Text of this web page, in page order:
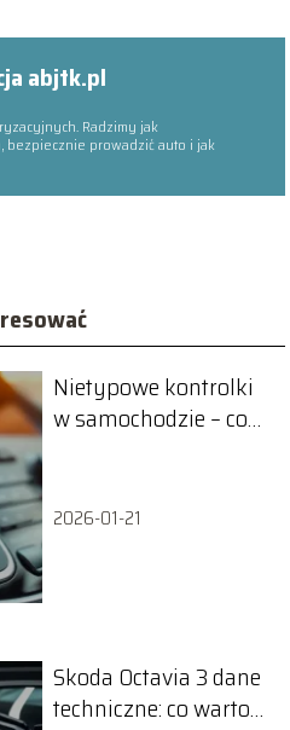
abjtk.pl
Radzimy jak
bezpiecznie prowadzić auto i jak
Nietypowe kontrolki
w samochodzie – co
2026-01-21
Skoda Octavia 3 dane
techniczne: co warto